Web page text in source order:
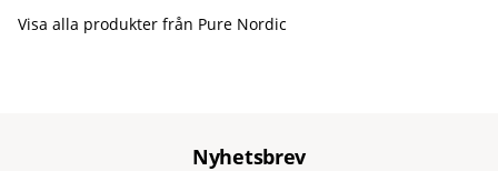
Visa alla produkter från Pure Nordic
Nyhetsbrev